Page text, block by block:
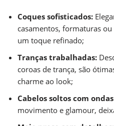
Coques sofisticados:
casamentos, formaturas
um toque refinado;
Tranças trabalhadas:
coroas de trança, são
charme ao look;
Cabelos soltos com
movimento e glamour,